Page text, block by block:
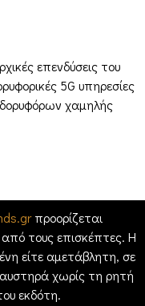
επενδύσεις του
5G υπηρεσίες
χαμηλής
προορίζεται
τους επισκέπτες. Η
είτε αμετάβλητη, σε
χωρίς τη ρητή
εκδότη.